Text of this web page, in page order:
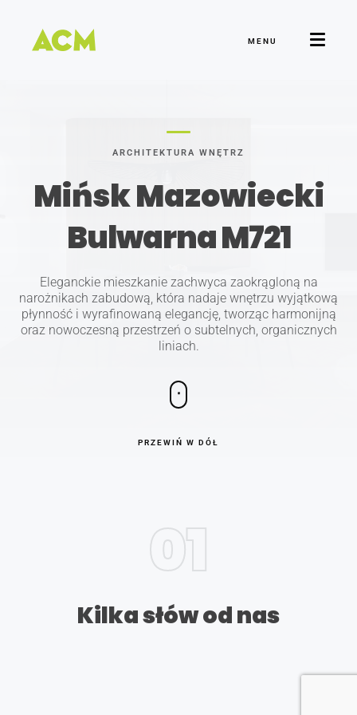
MENU
ARCHITEKTURA WNĘTRZ
Mińsk Mazowiecki
Bulwarna M721
Eleganckie mieszkanie zachwyca zaokrągloną na
narożnikach zabudową, która nadaje wnętrzu wyjątkową
płynność i wyrafinowaną elegancję, tworząc harmonijną
oraz nowoczesną przestrzeń o subtelnych, organicznych
liniach.
PRZEWIŃ W DÓŁ
01
Kilka słów od nas